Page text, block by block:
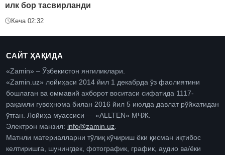
илк бор тасвирланди
Кеча 02:32
САЙТ ҲАҚИДА
«Zamin» – Ўзбекистон янгиликлари.
«Zamin.uz» лойиҳаси 2014 йил 1 декабрда ўз фаолиятини
бошлаган ва оммавий ахборот воситаси сифатида 1117-
рақамли гувоҳнома билан 2016 йил 5 июлда давлат рўйхатидан
ўтган. Лойиҳа муассиси — «ALLTEN» МЧЖ.
Электрон манзил: info@zamin.uz
Матнли материалларни тўлиқ кўчириш ёки қисман иқтибос
келтиришга, шунингдек, фотографик, график, аудио ва/ёки